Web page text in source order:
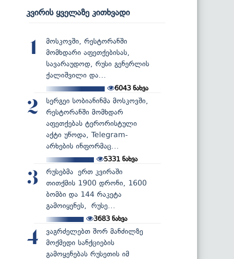
კვირის ყველაზე კითხვადი
1
მოსკოვში, რესტორანში
მომხდარი აფეთქებისას,
სავარაუდოდ, რუსი გენერლის
ქალიშვილი და...
6043 ნახვა
2
სერგეი სობიანინმა მოსკოვში,
რესტორანში მომხდარ
აფეთქებას ტერორისტული
აქტი უწოდა, Telegram-
არხების ინფორმაც...
5331 ნახვა
3
რუსებმა ერთ კვირაში
თითქმის 1900 დრონი, 1600
ბომბი და 144 რაკეტა
გამოიყენეს, რუსე...
3683ნახვა
4
ვაგრძელებთ შორ მანძილზე
მოქმედი სანქციების
გამოყენებას რუსეთის იმ